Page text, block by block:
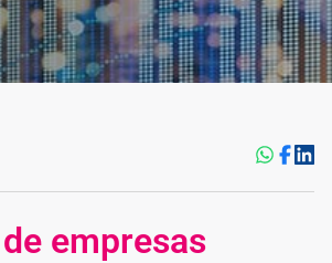
empresas